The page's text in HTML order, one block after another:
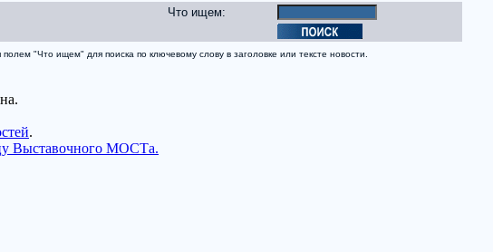
Что ищем:
"Что ищем" для поиска по ключевому слову в заголовке или тексте новости.